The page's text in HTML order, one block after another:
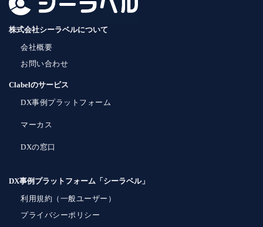
株式会社シーラベルについて
会社概要
お問い合わせ
Clabelのサービス
DX事例プラットフォーム
マーカス
DXの窓口
DX事例プラットフォーム「シーラベル」
利用規約（一般ユーザー）
プライバシーポリシー